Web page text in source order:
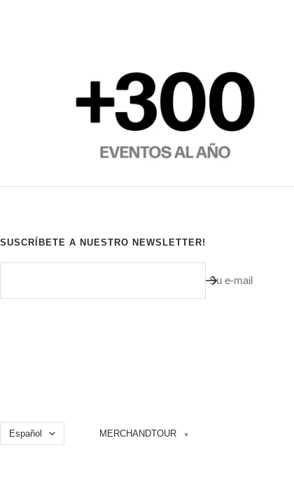
SUSCRÍBETE A NUESTRO NEWSLETTER!
Su e-mail
Idioma
Español MERCHANDTOUR